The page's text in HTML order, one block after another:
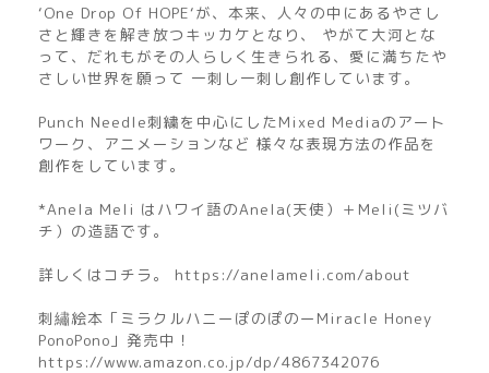
‘One Drop Of HOPE‘が、本来、人々の中にあるやさし
さと輝きを解き放つキッカケとなり、 やがて大河とな
って、だれもがその人らしく生きられる、愛に満ちたや
さしい世界を願って 一刺し一刺し創作しています。
Punch Needle刺繍を中心にしたMixed Mediaのアート
ワーク、アニメーションなど 様々な表現方法の作品を
創作をしています。
*Anela Meli はハワイ語のAnela(天使）＋Meli(ミツバ
チ）の造語です。
詳しくはコチラ。 https://anelameli.com/about
刺繡絵本「ミラクルハニーぽのぽのーMiracle Honey
PonoPono」発売中！
https://www.amazon.co.jp/dp/4867342076